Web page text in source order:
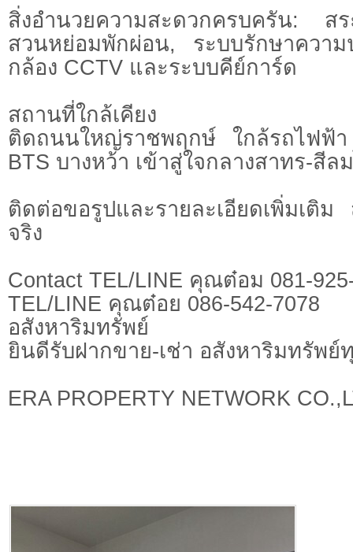
สิ่งอำนวยความสะดวกครบครัน: ส
สวนหย่อมพักผ่อน, ระบบรักษาคว
กล้อง CCTV และระบบคีย์การ์ด
สถานที่ใกล้เคียง
ติดถนนใหญ่ราชพฤกษ์ ใกล้รถไฟ
BTS บางหว้า เข้าสู่ใจกลางสาทร-สีล
ติดต่อขอรูปและรายละเอียดเพิ่มเติ
จริง
Contact TEL/LINE คุณต๋อม 081-
TEL/LINE คุณต๋อย 086-542-7078
อสังหาริมทรัพย์
ยินดีรับฝากขาย-เช่า อสังหาริมทรัพย์
ERA PROPERTY NETWORK